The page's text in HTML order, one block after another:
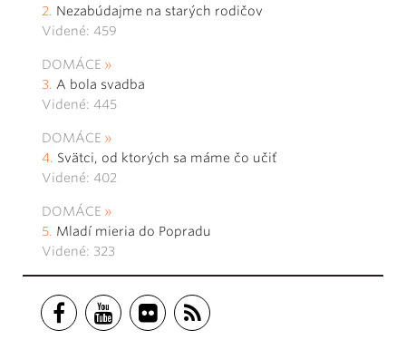
Nezabúdajme na starých rodičov
Videné: 459
DOMÁCE
A bola svadba
Videné: 445
DOMÁCE
Svätci, od ktorých sa máme čo učiť
Videné: 402
DOMÁCE
Mladí mieria do Popradu
Videné: 323